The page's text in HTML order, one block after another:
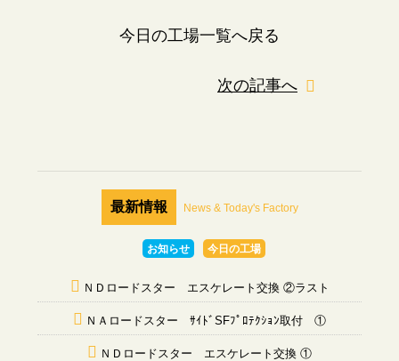
今日の工場一覧へ戻る
次の記事へ
最新情報 News & Today's Factory
お知らせ 今日の工場
ＮＤロードスター エスケレート交換 ②ラスト
ＮＡロードスター ｻｲﾄﾞSFﾌﾟﾛﾃｸｼｮﾝ取付 ①
ＮＤロードスター エスケレート交換 ①